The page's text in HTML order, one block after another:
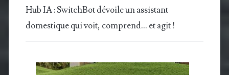
Hub IA : SwitchBot dévoile un assistant
domestique qui voit, comprend… et agit !